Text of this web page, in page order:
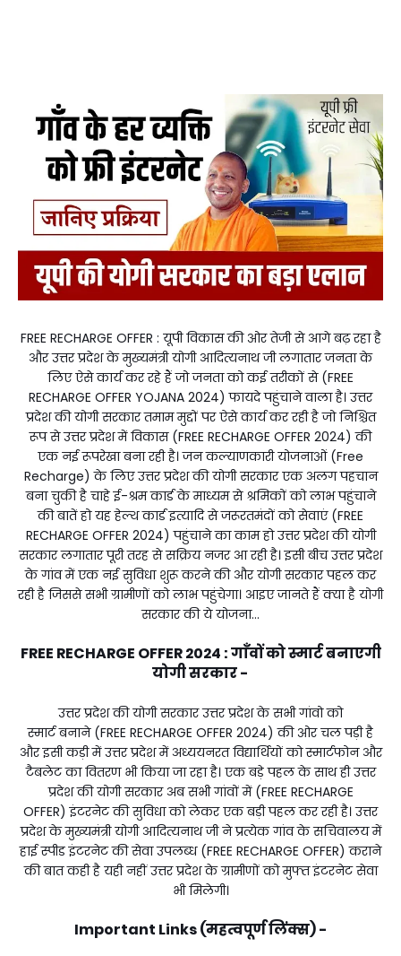
FREE RECHARGE OFFER : यूपी विकास की ओर तेजी से आगे बढ़ रहा है
और उत्तर प्रदेश के मुख्यमंत्री योगी आदित्यनाथ जी लगातार जनता के
लिए ऐसे कार्य कर रहे हैं जो जनता को कई तरीकों से (FREE
RECHARGE OFFER YOJANA 2024) फायदे पहुंचाने वाला है। उत्तर
प्रदेश की योगी सरकार तमाम मुद्दों पर ऐसे कार्य कर रही है जो निश्चित
रूप से उत्तर प्रदेश में विकास (FREE RECHARGE OFFER 2024) की
एक नई रूपरेखा बना रही है। जन कल्याणकारी योजनाओं (Free
Recharge) के लिए उत्तर प्रदेश की योगी सरकार एक अलग पहचान
बना चुकी है चाहे ई-श्रम कार्ड के माध्यम से श्रमिकों को लाभ पहुंचाने
की बातें हो यह हेल्थ कार्ड इत्यादि से जरूरतमंदों को सेवाएं (FREE
RECHARGE OFFER 2024) पहुंचाने का काम हो उत्तर प्रदेश की योगी
सरकार लगातार पूरी तरह से सक्रिय नजर आ रही है। इसी बीच उत्तर प्रदेश
के गांव में एक नई सुविधा शुरू करने की और योगी सरकार पहल कर
रही है जिससे सभी ग्रामीणों को लाभ पहुंचेगा। आइए जानते हैं क्या है योगी
सरकार की ये योजना...
FREE RECHARGE OFFER 2024 :गाँवों को स्मार्ट बनाएगी
योगी सरकार -
उत्तर प्रदेश की योगी सरकार उत्तर प्रदेश के सभी गांवो को
स्मार्ट बनाने (FREE RECHARGE OFFER 2024) की ओर चल पड़ी है
और इसी कड़ी में उत्तर प्रदेश में अध्ययनरत विद्यार्थियों को स्मार्टफोन और
टैबलेट का वितरण भी किया जा रहा है। एक बड़े पहल के साथ ही उत्तर
प्रदेश की योगी सरकार अब सभी गांवों में (FREE RECHARGE
OFFER) इंटरनेट की सुविधा को लेकर एक बड़ी पहल कर रही है। उत्तर
प्रदेश के मुख्यमंत्री योगी आदित्यनाथ जी ने प्रत्येक गांव के सचिवालय में
हाई स्पीड इंटरनेट की सेवा उपलब्ध (FREE RECHARGE OFFER) कराने
की बात कही है यही नहीं उत्तर प्रदेश के ग्रामीणों को मुफ्त इंटरनेट सेवा
भी मिलेगी।
Important Links (महत्वपूर्ण लिंक्स) -